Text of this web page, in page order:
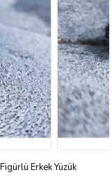
Erkek Yüzük